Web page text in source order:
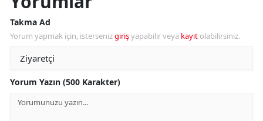
Takma Ad
Yorum yapmak için, istersenizgirişyapabilir veya kayıt olabilirsiniz.
Yorum Yazın (500 Karakter)